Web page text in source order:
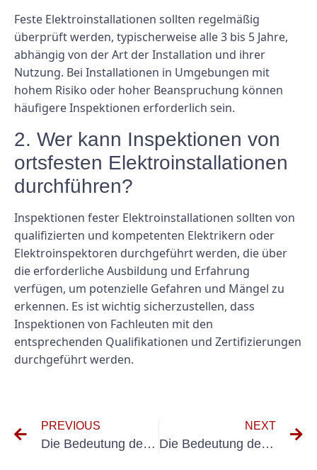
Feste Elektroinstallationen sollten regelmäßig
überprüft werden, typischerweise alle 3 bis 5 Jahre,
abhängig von der Art der Installation und ihrer
Nutzung. Bei Installationen in Umgebungen mit
hohem Risiko oder hoher Beanspruchung können
häufigere Inspektionen erforderlich sein.
2. Wer kann Inspektionen von
ortsfesten Elektroinstallationen
durchführen?
Inspektionen fester Elektroinstallationen sollten von
qualifizierten und kompetenten Elektrikern oder
Elektroinspektoren durchgeführt werden, die über
die erforderliche Ausbildung und Erfahrung
verfügen, um potenzielle Gefahren und Mängel zu
erkennen. Es ist wichtig sicherzustellen, dass
Inspektionen von Fachleuten mit den
entsprechenden Qualifikationen und Zertifizierungen
durchgeführt werden.
PREVIOUS
Die Bedeutung des BGV A3-Messgeräts für die Arbeitssicherheit verstehen
NEXT
Die Bedeutung der VDE-Prüfung für tragbare Geräte